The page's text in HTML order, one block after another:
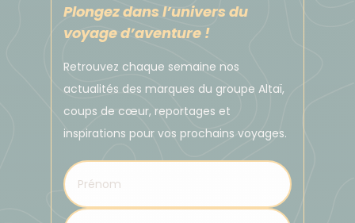
En aucun cas ces indications ne sont obligatoires, le
pourboire n'est pas un dû et n'est jamais un salaire.
répartir cette somme à l'ensemble de l'équipe de
Plongez dans l’univers du
voyage d’aventure !
Retrouvez chaque semaine nos
actualités des marques du groupe Altaï,
coups de cœur, reportages et
inspirations pour vos prochains voyages.